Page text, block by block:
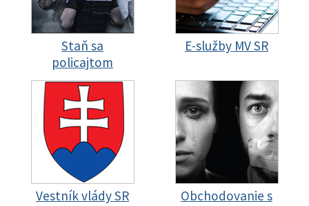
Staň sa
policajtom
E-služby MV SR
Vestník vlády SR
Obchodovanie s